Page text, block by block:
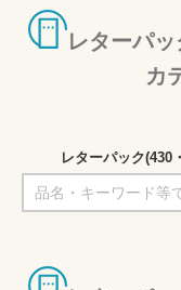
レターパ
カ
レターパック(430